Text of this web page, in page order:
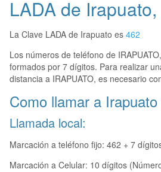
LADA de
La Clave LADA de Irapuato es 462
Los números de teléfono de IRAPUATO,
formados por 7 dígitos. Para realizar
distancia a IRAPUATO, es necesario
Como llamar a Irapuato
Llamada local:
Marcación a teléfono fijo: 462 + 7
Marcación a Celular: 10 dígitos